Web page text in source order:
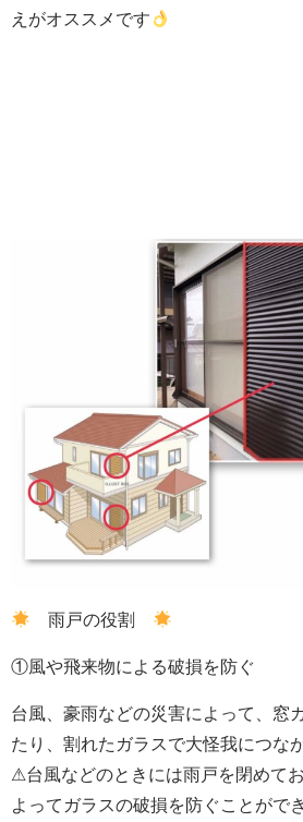
えがオススメです
雨戸の役割
①風や飛来物による破損を防ぐ
台風、豪雨などの災害によって、窓
たり、割れたガラスで大怪我につな
⚠台風などのときには雨戸を閉めて
よってガラスの破損を防ぐことがで